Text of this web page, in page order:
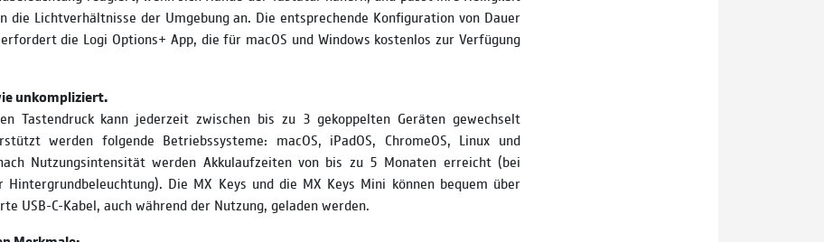
die Lichtverhältnisse der Umgebung an. Die entsprechende Konfiguration von Dauer
die Logi Options+ App, die für macOS und Windows kostenlos zur Verfügung
unkompliziert.
Tastendruck kann jederzeit zwischen bis zu 3 gekoppelten Geräten gewechselt
werden folgende Betriebssysteme: macOS, iPadOS, ChromeOS, Linux und
Nutzungsintensität werden Akkulaufzeiten von bis zu 5 Monaten erreicht (bei
Hintergrundbeleuchtung). Die MX Keys und die MX Keys Mini können bequem über
USB-C-Kabel, auch während der Nutzung, geladen werden.